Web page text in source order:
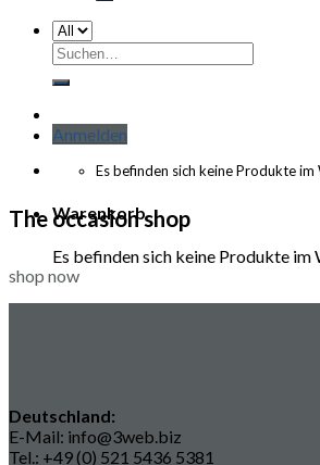
Suchen
nach:
Anmelden
Es befinden sich keine Produkte im
Warenkorb
Es befinden sich keine Produkte im
The occasion shop
shop now
Deutschland:
E-Mail: info@3web.biz
Tel.: +49 (0) 521 5436 5381